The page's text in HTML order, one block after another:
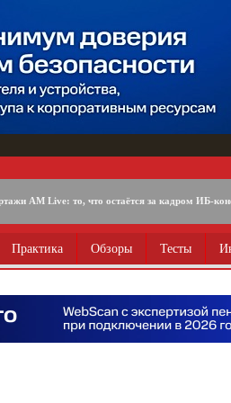
AM Live: то, что остаётся за кадром ИБ-
Практика Обзоры Тесты